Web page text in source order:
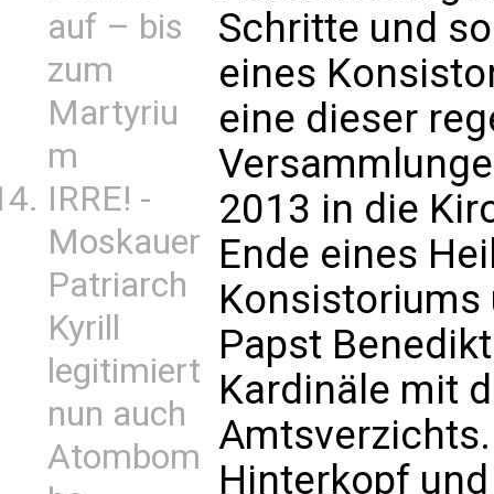
auf – bis
zum
Martyriu
m
IRRE! -
Moskauer
Patriarch
Kyrill
legitimiert
nun auch
Atombom
Schritte und
eines
eine dieser
2013 in die
Ende eines
Papst
Kardinäle mit
Hinterkopf